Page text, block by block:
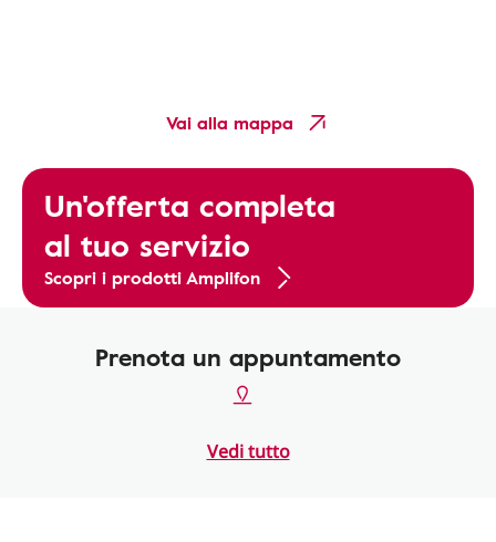
Vai alla mappa
Un'offerta completa
al tuo servizio
Scopri i prodotti Amplifon
Prenota un appuntamento
Vedi tutto